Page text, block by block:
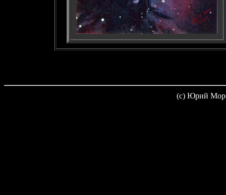
(c) Юрий